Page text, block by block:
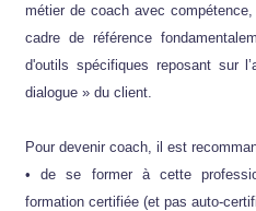
métier de coach avec
cadre de référence
d'outils spécifiques reposant sur
dialogue » du client.
Pour devenir coach, il est
• de se former à cette
formation certifiée (et pas auto-